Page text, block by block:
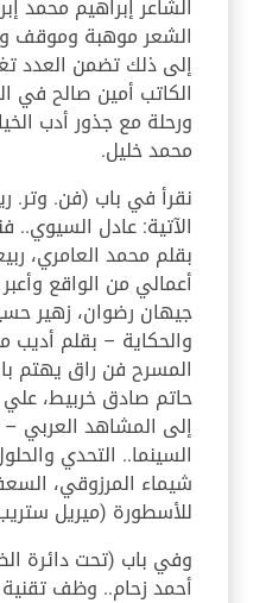
الشاعر إبراهيم محمد
الشعر موهبة وموقف
إلى ذلك تضمن العدد
الكاتب أمين صالح في
ورحلة مع جذور أدب
محمد خليل.
نقرأ في باب (فن. وتر.
الآتية: عادل السيوي..
بقلم محمد العامري،
أعمالي من الواقع
جيهان رضوان، زهير
والحكاية – بقلم أديب
المسرح فن راق يهتم
حاتم صادق خربيط،
إلى المشاهد العربي
السينما.. التحدي
شيماء المرزوقي،
للأسطورة (ميريل
وفي باب (تحت دائرة
أحمد زحام.. وظف تقنية